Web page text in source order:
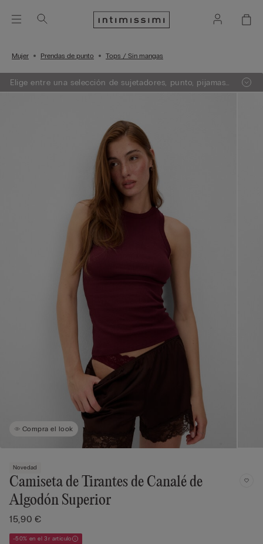
Mujer Prendas de punto Tops / Sin mangas
Elige entre una selección de sujetadores, punto, pijamas
y lencería. Añade 3 artículos a tu carrito y obtén un 50%
Compra el look
Novedad
Camiseta de Tirantes de Canalé de
Algodón Superior
15,90 €
-50% en el 3r artículo